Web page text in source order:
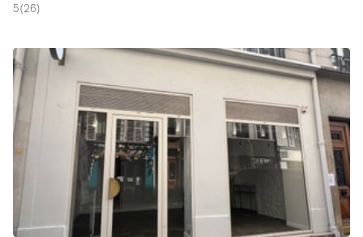
Boutique / Shop
Container
Creative Space
Event Space
Fair / Festival
Hall
5(26)